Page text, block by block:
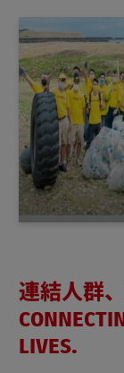
連結人群
LIVES.